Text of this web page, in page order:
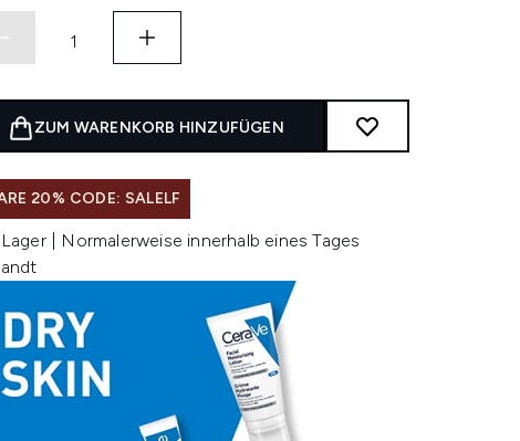
ZUM WARENKORB HINZUFÜGEN
20% CODE: SALELF
| Normalerweise innerhalb eines Tages